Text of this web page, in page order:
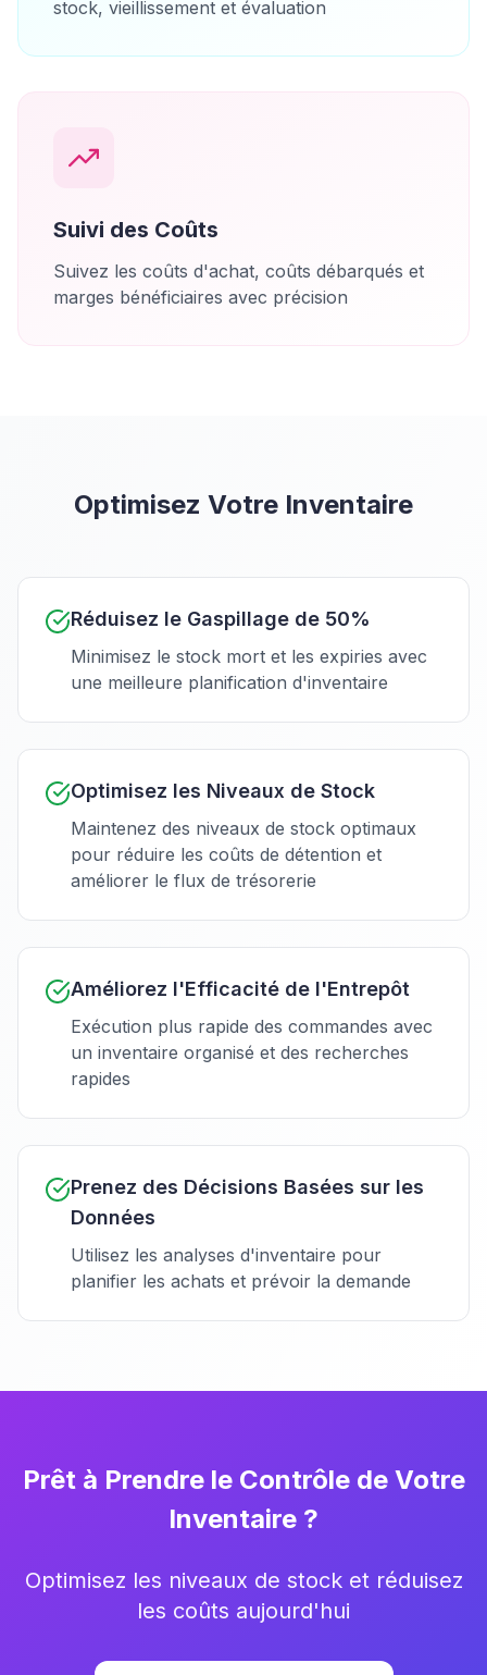
stock, vieillissement et évaluation
Suivi des Coûts
Suivez les coûts d'achat, coûts débarqués et
marges bénéficiaires avec précision
Optimisez Votre Inventaire
Réduisez le Gaspillage de 50%
Minimisez le stock mort et les expiries avec
une meilleure planification d'inventaire
Optimisez les Niveaux de Stock
Maintenez des niveaux de stock optimaux
pour réduire les coûts de détention et
améliorer le flux de trésorerie
Améliorez l'Efficacité de l'Entrepôt
Exécution plus rapide des commandes avec
un inventaire organisé et des recherches
rapides
Prenez des Décisions Basées sur les
Données
Utilisez les analyses d'inventaire pour
planifier les achats et prévoir la demande
Prêt à Prendre le Contrôle de Votre
Inventaire ?
Optimisez les niveaux de stock et réduisez
les coûts aujourd'hui